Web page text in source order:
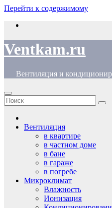
Перейти к содержимому
Ventkam.ru
Вентиляция и
Вентиляция
в квартире
в частном доме
в бане
в гараже
в погребе
Микроклимат
Влажность
Ионизация